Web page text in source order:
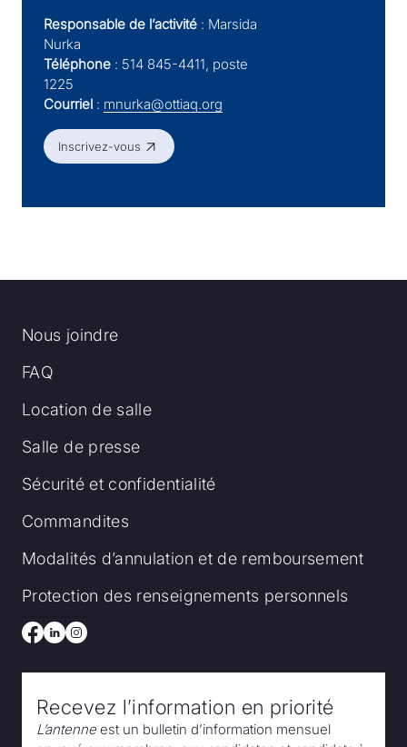
Responsable de l’activité : Marsida
Nurka
Téléphone : 514 845-4411, poste
1225
Courriel : mnurka@ottiaq.org
Inscrivez-vous
Inscrivez-vous
Nous joindre
FAQ
Location de salle
Salle de presse
Sécurité et confidentialité
Commandites
Modalités d’annulation et de remboursement
Protection des renseignements personnels
Recevez l’information en priorité
L’antenne est un bulletin d’information mensuel